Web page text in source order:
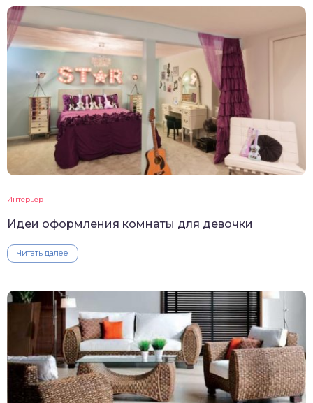
Интерьер
Идеи оформления комнаты для девочки
Читать далее